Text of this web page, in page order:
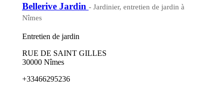
Bellerive Jardin - Jardinier, entretien de jardin à
Nîmes
Entretien de jardin
RUE DE SAINT GILLES
30000 Nîmes
+33466295236